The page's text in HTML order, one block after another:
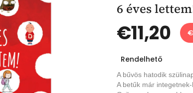
6 éves
€11,20
Rendelhető
A bűvös hatodik
A betűk már